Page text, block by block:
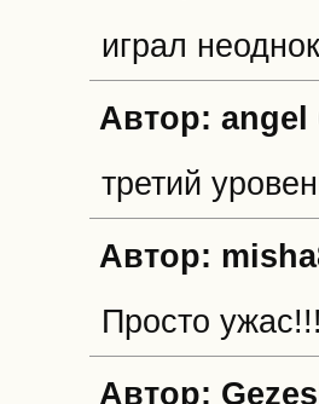
играл
Автор: angel
третий
Автор:
Просто
Автор: